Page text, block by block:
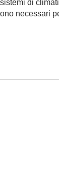
di
necessari